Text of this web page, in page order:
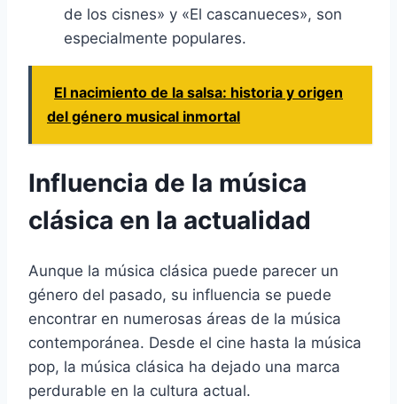
de los cisnes» y «El cascanueces», son
especialmente populares.
El nacimiento de la salsa: historia y origen
del género musical inmortal
Influencia de la música
clásica en la actualidad
Aunque la música clásica puede parecer un
género del pasado, su influencia se puede
encontrar en numerosas áreas de la música
contemporánea. Desde el cine hasta la música
pop, la música clásica ha dejado una marca
perdurable en la cultura actual.